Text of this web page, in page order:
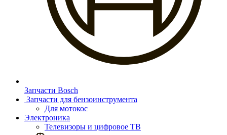
Запчасти Bosch
Запчасти для бензоинструмента
Для мотокос
Электроника
Телевизоры и цифровое ТВ